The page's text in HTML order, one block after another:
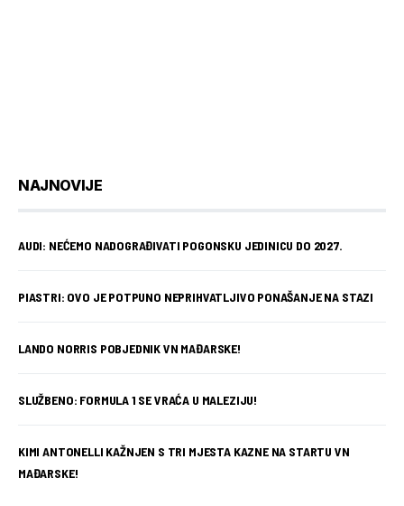
NAJNOVIJE
AUDI: NEĆEMO NADOGRAĐIVATI POGONSKU JEDINICU DO 2027.
PIASTRI: OVO JE POTPUNO NEPRIHVATLJIVO PONAŠANJE NA STAZI
LANDO NORRIS POBJEDNIK VN MAĐARSKE!
SLUŽBENO: FORMULA 1 SE VRAĆA U MALEZIJU!
KIMI ANTONELLI KAŽNJEN S TRI MJESTA KAZNE NA STARTU VN
MAĐARSKE!